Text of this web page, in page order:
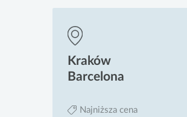
Kraków
Barcelona
Najniższa cena